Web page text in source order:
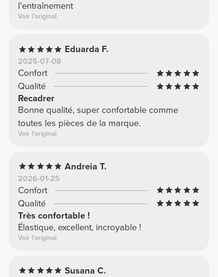
l'entraînement
Voir l'original
Eduarda F.
2025-07-08
Confort
Qualité
Recadrer
Bonne qualité, super confortable comme
toutes les pièces de la marque.
Voir l'original
Andreia T.
2026-01-25
Confort
Qualité
Très confortable !
Élastique, excellent, incroyable !
Voir l'original
Susana C.